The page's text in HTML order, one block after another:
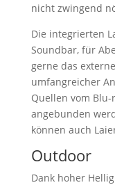
nicht zwingend
Die integrierten
Soundbar, für
gerne das
umfangreicher
Quellen vom Blu-
angebunden
können auch
Outdoor
Dank hoher